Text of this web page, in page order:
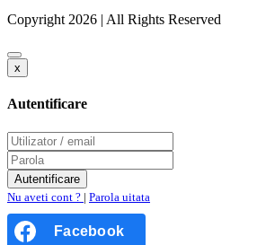
Copyright 2026 | All Rights Reserved
x
Autentificare
Nu aveti cont ? | Parola uitata
Facebook